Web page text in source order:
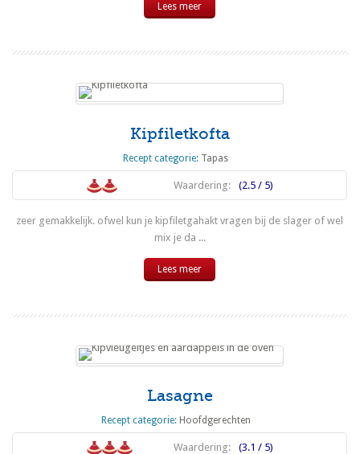
Lees meer
Kipfiletkofta
Recept categorie: Tapas
Waardering: (2.5 / 5)
zeer gemakkelijk. ofwel kun je kipfiletgahakt vragen bij de slager of wel
mix je da ...
Lees meer
Lasagne
Recept categorie: Hoofdgerechten
Waardering: (3.1 / 5)